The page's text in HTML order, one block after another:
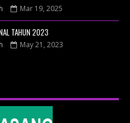
Mar 19, 2025
TAHUN 2023
May 21, 2023